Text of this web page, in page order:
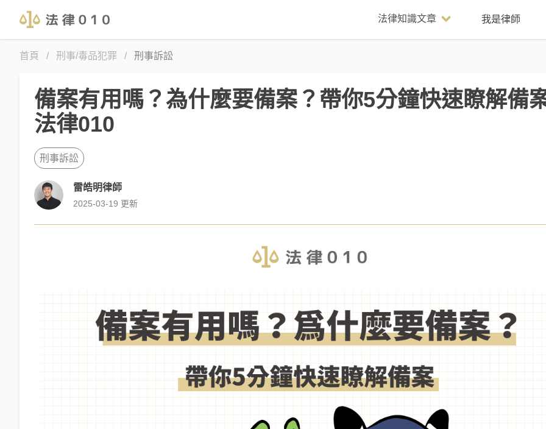
法律知識文章 我是律師
首頁 / 刑事/毒品犯罪 / 刑事訴訟
備案有用嗎？為什麼要備案？帶你5分鐘快速瞭解備
法律010
刑事訴訟
雷皓明律師
2025-03-19 更新